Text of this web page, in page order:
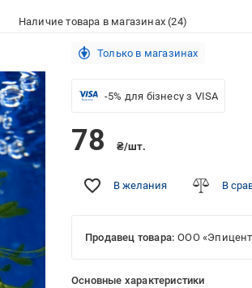
Наличие товара в магазинах (24)
Только в магазинах
-5% для бізнесу з VISA
78 ₴/шт.
В желания В
Продавец товара: ООО
Основные характеристики